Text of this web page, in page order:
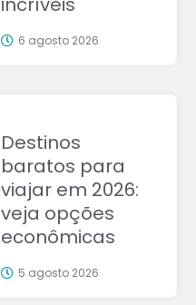
6 agosto 2026
Destinos
baratos para
viajar em 2026:
veja opções
econômicas
5 agosto 2026